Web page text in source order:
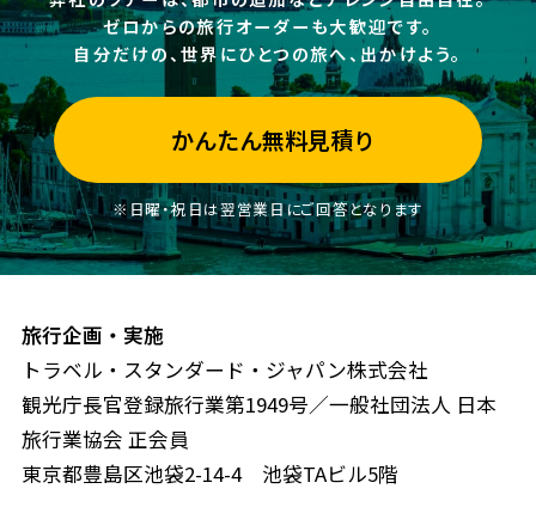
ゼロからの旅行オーダーも大歓迎です。
自分だけの、世界にひとつの旅へ、出かけよう。
かんたん無料見積り
※日曜・祝日は翌営業日にご回答となります
旅行企画・実施
トラベル・スタンダード・ジャパン株式会社
観光庁長官登録旅行業第1949号／一般社団法人 日本
旅行業協会 正会員
東京都豊島区池袋2-14-4 池袋TAビル5階